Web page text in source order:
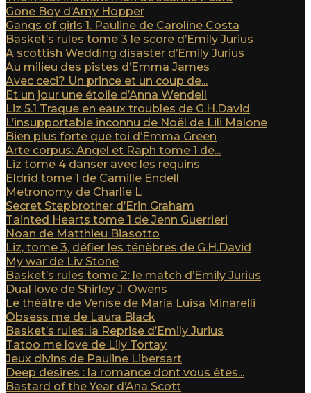
Gone Boy d’Amy Hopper
Gangs of girls 1. Pauline de Caroline Costa
Basket’s rules tome 3 le score d’Emily Jurius
A scottish Wedding disaster d’Emily Jurius
Au milieu des pistes d’Emma James
Avec ceci? Un prince et un coup de...
Et un jour une étoile d’Anna Wendell
Liz 5.1 Traque en eaux troubles de G.H.David
L’insupportable inconnu de Noël de Lili Malone
Bien plus forte que toi d’Emma Green
Arte corpus: Angel et Raph tome 1 de...
Liz tome 4 danser avec les requins
Eldrid tome 1 de Camille Endell
Metronomy de Charlie L
Secret Stepbrother d’Erin Graham
Tainted Hearts tome 1 de Jenn Guerrieri
Noan de Matthieu Biasotto
Liz, tome 3, défier les ténèbres de G.H.David
My war de Liv Stone
Basket’s rules tome 2: le match d’Emily Jurius
Dual love de Shirley J. Owens
Le théâtre de Venise de Maria Luisa Minarelli
Obsess me de Laura Black
Basket’s rules: la Reprise d’Emily Jurius
Tatoo me love de Lily Tortay
Jeux divins de Pauline Libersart
Deep desires : la romance dont vous êtes...
Bastard of the Year d’Ana Scott